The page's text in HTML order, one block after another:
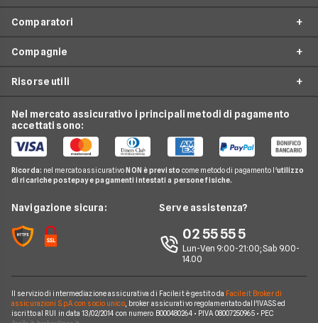
Conti e Carte
Pay TV
Noleggio Lungo Termine
News
Contatti
Offerte Luce e Gas
Offerte Energia Elettrica
Migliori Offerte Luce
Migliori Offerte Gas
Impianto fotovoltaico
Caldaia a condensazione
Climatizzazione
Comparatori
Costo Gas
Costo Kwh
Cambio gestore energia
Miglior Fornitore Energia Elettrica
Miglior Fornitore Gas
Compagnie
Eni Plenitude
Acea
Gas Natural
A2A
Edison
Iren
Optima
Sorgenia
Fornitori Energetici
Risorse utili
Osservatorio Gas e Luce
Guida Luce e Gas
Domande Luce e Gas
Glossario Gas e Luce
Notizie Luce e Gas
Argomenti in evidenza Gas e Luce
Nel mercato assicurativo i principali metodi di pagamento
accettati sono:
Ricorda: nel mercato assicurativo NON è previsto come metodo di pagamento l'utilizzo
di ricariche postepay e pagamenti intestati a persone fisiche.
Navigazione sicura: Serve assistenza?
02 55 55 5
Lun-Ven 9:00-21:00; Sab 9.00-
14.00
Il servizio di intermediazione assicurativa di Facile.it è gestito da Facile.it Broker di
assicurazioni S.p.A. con socio unico, broker assicurativo regolamentato dall'IVASS ed
iscritto al RUI in data 13/02/2014 con numero B000480264 • P.IVA 08007250965 • PEC